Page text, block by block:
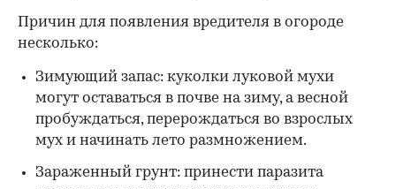
Причин для появления вредителя в огороде
несколько:
Зимующий запас: куколки луковой мухи
могут оставаться в почве на зиму, а весной
пробуждаться, перерождаться во взрослых
мух и начинать лето размножением.
Зараженный грунт: принести паразита